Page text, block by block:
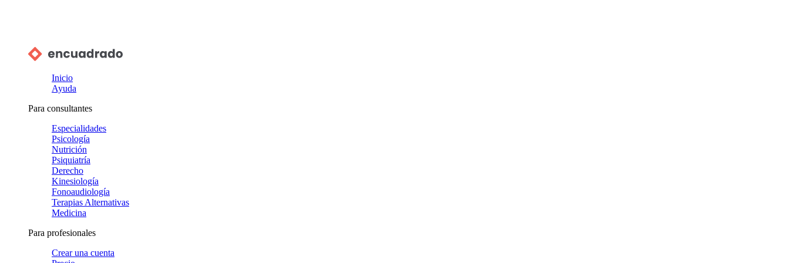
Inicio
Ayuda
Para consultantes
Especialidades
Psicología
Nutrición
Psiquiatría
Derecho
Kinesiología
Fonoaudiología
Terapias Alternativas
Medicina
Para profesionales
Crear una cuenta